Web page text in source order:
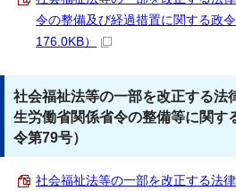
令の整備及び経過措置に関する政
176.0KB）
社会福祉法等の一部を改正する法
生労働省関係省令の整備等に関す
令第79号）
社会福祉法等の一部を改正する法